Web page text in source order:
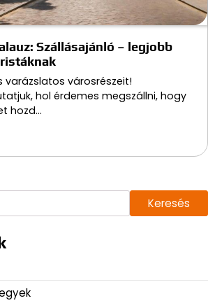
Szállásajánló – legjobb
varázslatos városrészeit!
hol érdemes megszállni, hogy
hozd…
Keresés